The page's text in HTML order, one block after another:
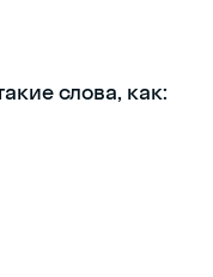
слова, как: